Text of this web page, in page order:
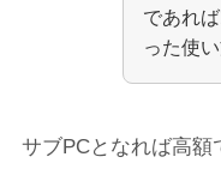
であれ
った使
サブPCとなれば高額